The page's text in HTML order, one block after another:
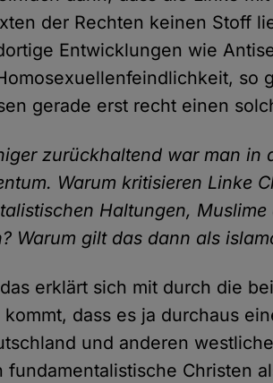
der Rechten keinen Stoff
Entwicklungen wie
so
gerade erst recht einen
zurückhaltend war man in
Warum kritisieren Linke
Haltungen,
Warum gilt das dann als
erklärt sich mit durch die
kommt, dass es ja durchaus
und anderen
fundamentalistische Christen